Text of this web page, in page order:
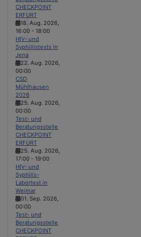
CHECKPOINT
ERFURT
18. Aug. 2026
16:00 - 18:00
HIV- und
Syphillistests in
Jena
22. Aug. 2026
00:00
CSD
Mühlhausen
2026
25. Aug. 2026
00:00
Test- und
Beratungsstelle
CHECKPOINT
ERFURT
25. Aug. 2026
17:00 - 19:00
HIV- und
Syphilis-
Labortest in
Weimar
01. Sep. 2026
00:00
Test- und
Beratungsstelle
CHECKPOINT